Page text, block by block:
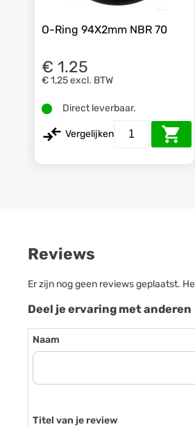
O-Ring 94X2mm NBR 70
€ 1.25
€ 1,25excl. BTW
Direct leverbaar.
Vergelijken
Reviews
Er zijn nog geen reviews geplaatst.
Deel je ervaring met anderen
Naam
Titel van je review